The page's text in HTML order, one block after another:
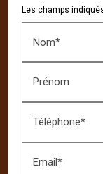
Les champs
Nom*
Prénom
Téléphone*
Email*